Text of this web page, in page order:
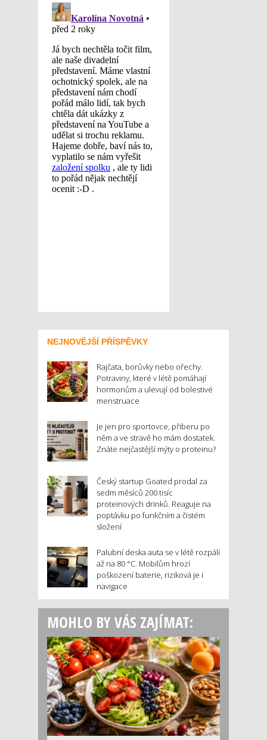
NEJNOVĚJŠÍ PŘÍSPĚVKY
Rajčata, borůvky nebo ořechy.
Potraviny, které v létě pomáhají
hormonům a ulevují od bolestivé
menstruace
Je jen pro sportovce, přiberu po
něm a ve stravě ho mám dostatek.
Znáte nejčastější mýty o proteinu?
Český startup Goated prodal za
sedm měsíců 200 tisíc
proteinových drinků. Reaguje na
poptávku po funkčním a čistém
složení
Palubní deska auta se v létě rozpálí
až na 80 °C. Mobilům hrozí
poškození baterie, riziková je i
navigace
MOHLO BY VÁS ZAJÍMAT: